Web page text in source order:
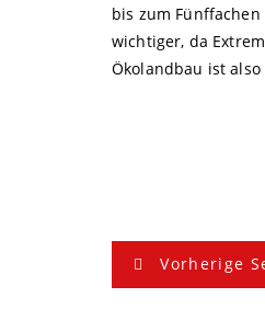
bis zum
wichtiger, da
Ökolandbau ist
Vorherige